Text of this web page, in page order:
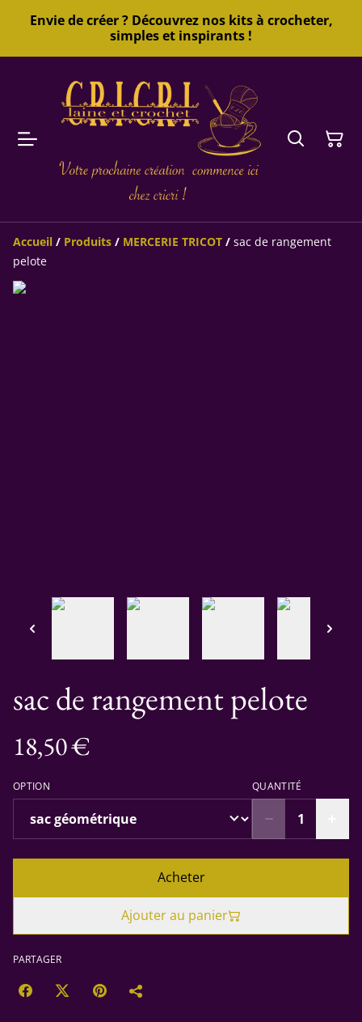
Envie de créer ? Découvrez nos kits à crocheter,
simples et inspirants !
Accueil / Produits / MERCERIE TRICOT / sac de rangement
pelote
sac de rangement pelote
18,50 €
OPTION QUANTITÉ
Acheter
Ajouter au panier
PARTAGER